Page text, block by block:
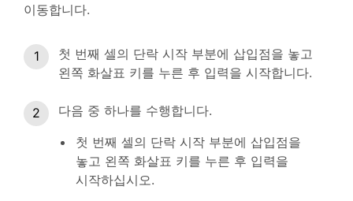
이동합니다.
첫 번째 셀의 단락 시작 부분에 삽입점을 놓고
왼쪽 화살표 키를 누른 후 입력을 시작합니다.
다음 중 하나를 수행합니다.
첫 번째 셀의 단락 시작 부분에 삽입점을
놓고 왼쪽 화살표 키를 누른 후 입력을
시작하십시오.